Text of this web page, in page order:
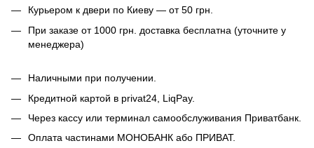
Курьером к двери по Киеву — от 50 грн.
При заказе от 1000 грн. доставка бесплатна (уточните у
менеджера)
Наличными при получении.
Кредитной картой в privat24, LiqPay.
Через кассу или терминал самообслуживания Приватбанк.
Оплата частинами МОНОБАНК або ПРИВАТ.